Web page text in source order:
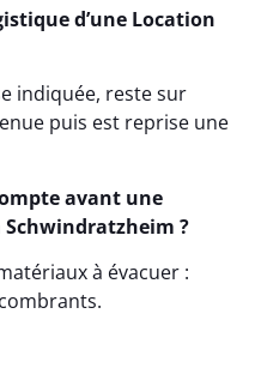
d’une Location
indiquée, reste sur
puis est reprise une
avant une
?
à évacuer :